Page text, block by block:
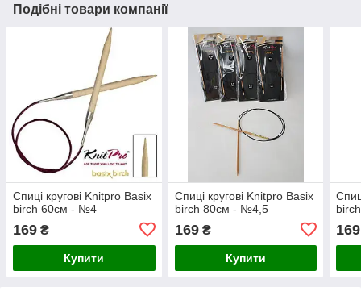
Подібні товари компанії
Спиці кругові Knitpro Basix
birch 60см - №4
169 ₴
Купити
Спиці кругові Knitpro Basix
birch 80см - №4,5
169₴
Купити
169